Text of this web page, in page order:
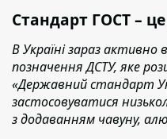
Стандарт ГОСТ –
В Україні зараз
позначення ДСТУ, яке
«Державний стандарт
застосовуватися
з додаванням чавуну,